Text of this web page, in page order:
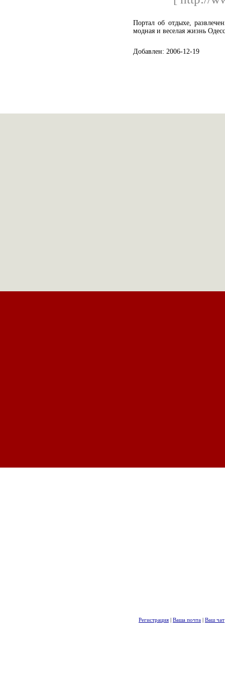
Портал об отдыхе,
модная и веселая жизнь
Добавлен: 2006-12-19
Регистрация | Ваша почта | Ваш чат